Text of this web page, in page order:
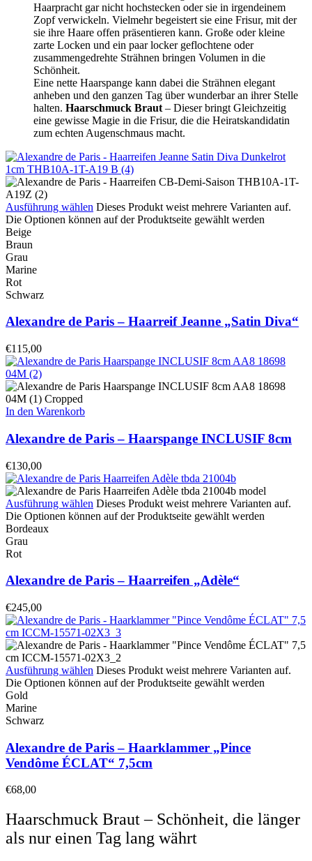
Haarpracht gar nicht hochstecken oder sie in irgendeinem
Zopf verwickeln. Vielmehr begeistert sie eine Frisur, mit der
sie ihre Haare offen präsentieren kann. Große oder kleine
zarte Locken und ein paar locker geflochtene oder
zusammengedrehte Strähnen bringen Volumen in die
Schönheit.
Eine nette Haarspange kann dabei die Strähnen elegant
anheben und den ganzen Tag über wunderbar an ihrer Stelle
halten. Haarschmuck Braut – Dieser bringt Gleichzeitig
eine gewisse Magie in die Frisur, die die Heiratskandidatin
zum echten Augenschmaus macht.
Ausführung wählen Dieses Produkt weist mehrere Varianten auf.
Die Optionen können auf der Produktseite gewählt werden
Beige
Braun
Grau
Marine
Rot
Schwarz
Alexandre de Paris – Haarreif Jeanne „Satin Diva“
€115,00
In den Warenkorb
Alexandre de Paris – Haarspange INCLUSIF 8cm
€130,00
Ausführung wählen Dieses Produkt weist mehrere Varianten auf.
Die Optionen können auf der Produktseite gewählt werden
Bordeaux
Grau
Rot
Alexandre de Paris – Haarreifen „Adèle“
€245,00
Ausführung wählen Dieses Produkt weist mehrere Varianten auf.
Die Optionen können auf der Produktseite gewählt werden
Gold
Marine
Schwarz
Alexandre de Paris – Haarklammer „Pince
Vendôme ÉCLAT“ 7,5cm
€68,00
Haarschmuck Braut – Schönheit, die länger
als nur einen Tag lang währt